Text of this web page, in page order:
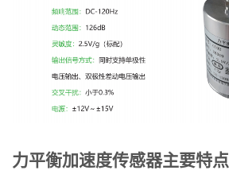
超高层建筑案例
高速隧道监测
力平衡加速度传感器主要特点